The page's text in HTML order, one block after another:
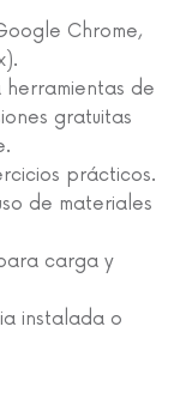
Chrome,
de
gratuitas
prácticos.
de materiales
carga y
instalada o